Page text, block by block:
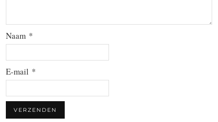
Naam *
E-mail *